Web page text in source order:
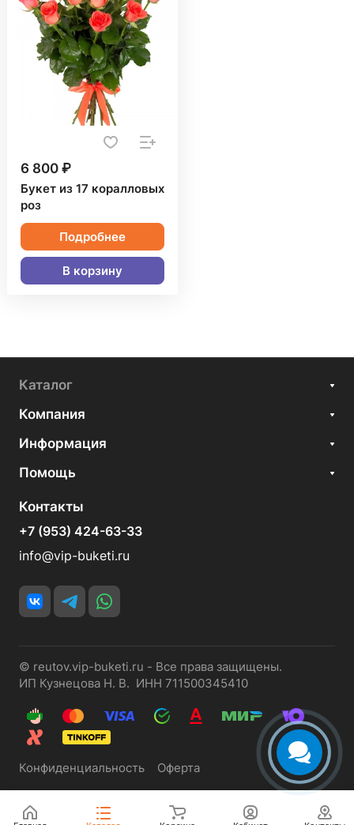
6 800 ₽
Букет из 17 коралловых
роз
Подробнее
В корзину
Каталог
Компания
Информация
Помощь
Контакты
+7 (953) 424-63-33
info@vip-buketi.ru
© reutov.vip-buketi.ru - Все права защищены.
ИП Кузнецова Н. В. ИНН 711500345410
Конфиденциальность Оферта